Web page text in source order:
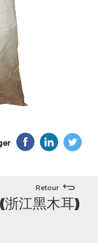
Retour
江黑木耳)